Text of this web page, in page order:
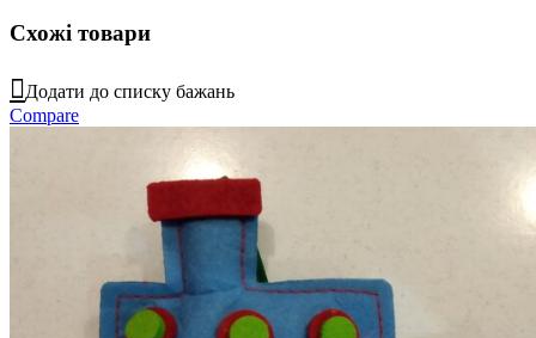
Схожі товари
Додати до списку бажань
Compare